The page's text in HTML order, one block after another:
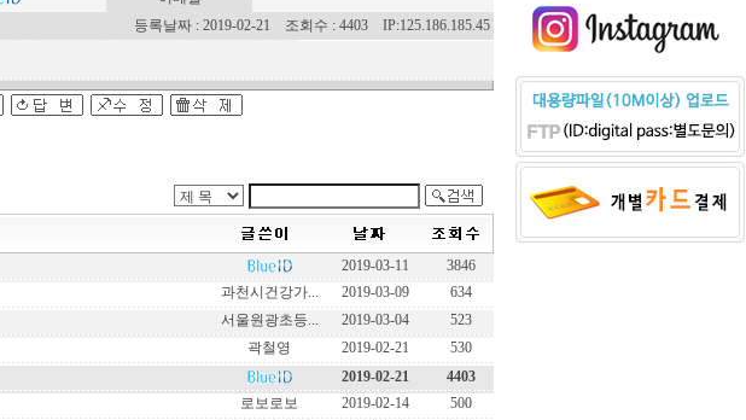
등록날짜 : 2019-02-21 조회수 : 4403 IP:125.186.185.45
2019-03-11
3846
과천시건강가... 2019-03-09
634
서울원광초등... 2019-03-04
523
곽철영 2019-02-21
530
2019-02-21
4403
로보로보 2019-02-14
500